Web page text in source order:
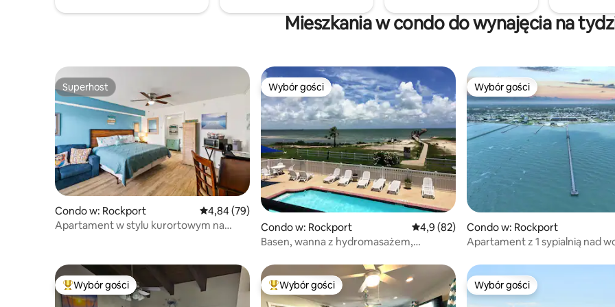
Christi.
i parking dla pojazdów użytkowych.
Klimatyzacja!
Mieszkania w condo do wynajęcia na
Superhost
Superhost
Condo w: Rockport Średnia ocena: 4,84 na 5, liczba recenzji: 79
4,84 (79)
Apartament w stylu kurortowym na
Wybór gości
Wybór gości
Condo w: Rockport Średnia ocena: 4,9 na 5, liczba recenzji: 82
4,9 (82)
Basen, wanna z hydromasażem,
Wybór gości
Wybór gości
Condo w: Rockport
Apartament z 1 sypialnią nad
Najpopularniejsze z kategorii Wybór gości
Wybór gości Najpopularniejsze z kategorii Wybór gości
Wybór gości Wybór gości
Wybór gości